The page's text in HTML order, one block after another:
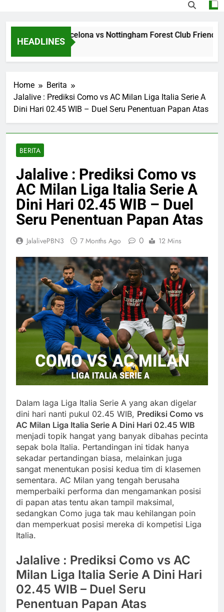
HEADLINES
Jalalive Barcelona vs Nottingham Forest Club Friendly
Home
Berita
Jalalive : Prediksi Como vs AC Milan Liga Italia Serie A
Dini Hari 02.45 WIB – Duel Seru Penentuan Papan Atas
BERITA
Jalalive : Prediksi Como vs
AC Milan Liga Italia Serie A
Dini Hari 02.45 WIB – Duel
Seru Penentuan Papan Atas
JalalivePBN3 7 Months Ago 0 12 Mins
Dalam laga Liga Italia Serie A yang akan digelar
dini hari nanti pukul 02.45 WIB, Prediksi Como vs
AC Milan Liga Italia Serie A Dini Hari 02.45 WIB
menjadi topik hangat yang banyak dibahas pecinta
sepak bola Italia. Pertandingan ini tidak hanya
sekadar pertandingan biasa, melainkan juga
sangat menentukan posisi kedua tim di klasemen
sementara. AC Milan yang tengah berusaha
memperbaiki performa dan mengamankan posisi
di papan atas tentu akan tampil maksimal,
sedangkan Como juga tak mau kehilangan poin
dan memperkuat posisi mereka di kompetisi Liga
Italia.
Jalalive : Prediksi Como vs AC
Milan Liga Italia Serie A Dini Hari
02.45 WIB – Duel Seru
Penentuan Papan Atas